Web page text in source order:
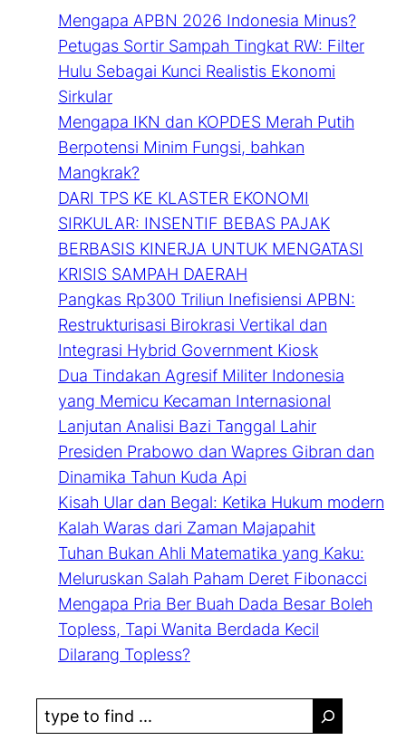
Mengapa APBN 2026 Indonesia Minus?
Petugas Sortir Sampah Tingkat RW: Filter
Hulu Sebagai Kunci Realistis Ekonomi
Sirkular
Mengapa IKN dan KOPDES Merah Putih
Berpotensi Minim Fungsi, bahkan
Mangkrak?
DARI TPS KE KLASTER EKONOMI
SIRKULAR: INSENTIF BEBAS PAJAK
BERBASIS KINERJA UNTUK MENGATASI
KRISIS SAMPAH DAERAH
Pangkas Rp300 Triliun Inefisiensi APBN:
Restrukturisasi Birokrasi Vertikal dan
Integrasi Hybrid Government Kiosk
Dua Tindakan Agresif Militer Indonesia
yang Memicu Kecaman Internasional
Lanjutan Analisi Bazi Tanggal Lahir
Presiden Prabowo dan Wapres Gibran dan
Dinamika Tahun Kuda Api
Kisah Ular dan Begal: Ketika Hukum modern
Kalah Waras dari Zaman Majapahit
Tuhan Bukan Ahli Matematika yang Kaku:
Meluruskan Salah Paham Deret Fibonacci
Mengapa Pria Ber Buah Dada Besar Boleh
Topless, Tapi Wanita Berdada Kecil
Dilarang Topless?
S
e